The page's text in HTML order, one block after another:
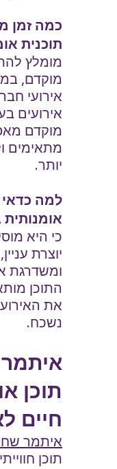
כמה זמן
תוכנית
מומלץ
מוקדם,
אירועי
אירועים
מוקדם
מתאימים
יותר.
למה
אומנותית
כי היא
יוצרת
ומשדרגת
התוכן
את
נשכח.
תוכן
חיים
איתמר
תוכן